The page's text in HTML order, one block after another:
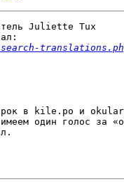
Juliette Tux
в kile.po и
один голос за